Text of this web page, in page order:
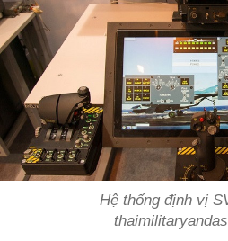
Hệ thống định vị